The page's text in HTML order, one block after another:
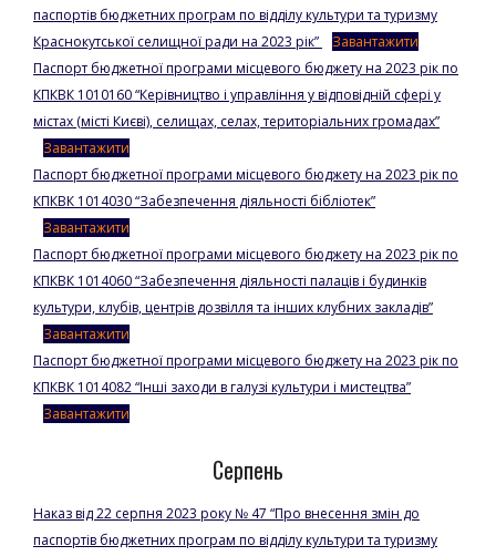
паспортів бюджетних програм по відділу культури та туризму
Краснокутської селищної ради на 2023 рік”
Завантажити
Паспорт бюджетної програми місцевого бюджету на 2023 рік по
КПКВК 1010160 “Керівництво і управління у відповідній сфері у
містах (місті Києві), селищах, селах, територіальних громадах”
Завантажити
Паспорт бюджетної програми місцевого бюджету на 2023 рік по
КПКВК 1014030 “Забезпечення діяльності бібліотек”
Завантажити
Паспорт бюджетної програми місцевого бюджету на 2023 рік по
КПКВК 1014060 “Забезпечення діяльності палаців і будинків
культури, клубів, центрів дозвілля та інших клубних закладів”
Завантажити
Паспорт бюджетної програми місцевого бюджету на 2023 рік по
КПКВК 1014082 “Інші заходи в галузі культури і мистецтва”
Завантажити
Серпень
Наказ від 22 серпня 2023 року № 47 “Про внесення змін до
паспортів бюджетних програм по відділу культури та туризму